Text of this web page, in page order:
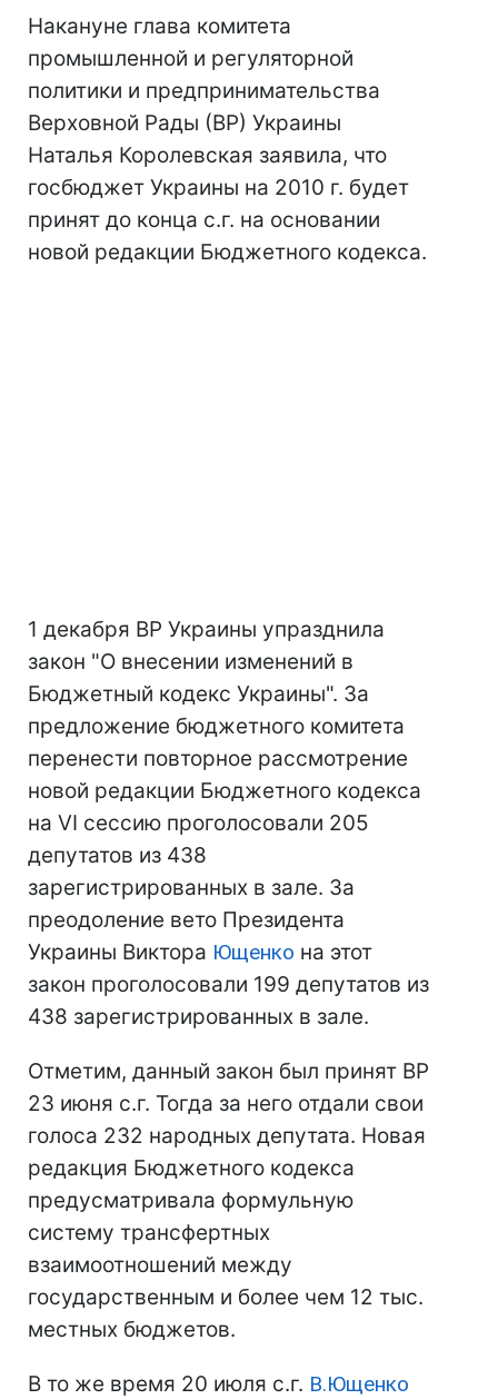
Накануне глава комитета
промышленной и регуляторной
политики и предпринимательства
Верховной Рады (ВР) Украины
Наталья Королевская заявила, что
госбюджет Украины на 2010 г. будет
принят до конца с.г. на основании
новой редакции Бюджетного кодекса.
1 декабря ВР Украины упразднила
закон "О внесении изменений в
Бюджетный кодекс Украины". За
предложение бюджетного комитета
перенести повторное рассмотрение
новой редакции Бюджетного кодекса
на VI сессию проголосовали 205
депутатов из 438
зарегистрированных в зале. За
преодоление вето Президента
Украины Виктора Ющенко на этот
закон проголосовали 199 депутатов из
438 зарегистрированных в зале.
Отметим, данный закон был принят ВР
23 июня с.г. Тогда за него отдали свои
голоса 232 народных депутата. Новая
редакция Бюджетного кодекса
предусматривала формульную
систему трансфертных
взаимоотношений между
государственным и более чем 12 тыс.
местных бюджетов.
В то же время 20 июля с.г. В.Ющенко